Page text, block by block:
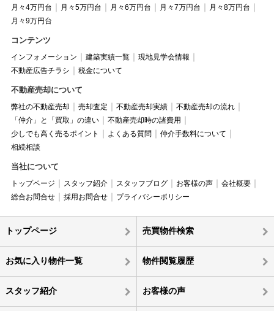
月々4万円台 月々5万円台 月々6万円台 月々7万円台
月々8万円台
月々9万円台
コンテンツ
インフォメーション 建築実績一覧
現地見学会情報
不動産広告チラシ
税金について
不動産売却について
弊社の不動産売却 売却査定 不動産売却実績
不動産売却の流れ
「仲介」と「買取」の違い
不動産売却時の諸費用
少しでも高く売るポイント
よくある質問
仲介手数料について
相続相談
当社について
トップページ スタッフ紹介 スタッフブログ お客様の声
会社概要
総合お問合せ
採用お問合せ プライバシーポリシー
トップページ 売買物件検索
お気に入り物件一覧 物件閲覧履歴
スタッフ紹介 お客様の声